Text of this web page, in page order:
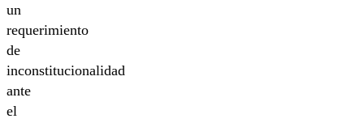
un
requerimiento
de
inconstitucionalidad
ante
el